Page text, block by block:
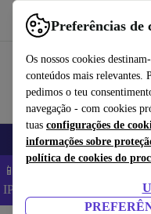
Preferências de
Os nossos cookies
conteúdos mais relevantes.
pedimos o teu
navegação - com cookies
tuas configurações de
informações sobre
política de cookies do
Use o refurbed de forma
Telemóveis Computadores
📱 Poupa 5% EXTRA em
IPHONEDEAL –